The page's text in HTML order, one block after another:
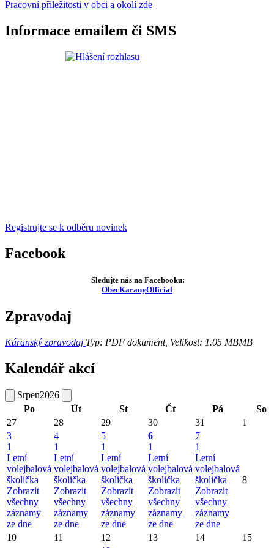
Pracovní příležitosti v obci a okolí zde
Informace emailem či SMS
Registrujte se k odběru novinek
Facebook
Sledujte nás na Facebooku:
ObecKaranyOfficial
Zpravodaj
Káranský zpravodaj Typ: PDF dokument, Velikost: 1.05 MBMB
Kalendář akcí
Srpen2026
Po
Út St Čt Pá
So
27
28 29 30 31
1
3
1
Letní
volejbalová
školička
Zobrazit
všechny
záznamy
ze dne
4
1
Letní
volejbalová
školička
Zobrazit
všechny
záznamy
ze dne
5
1
Letní
volejbalová
školička
Zobrazit
všechny
záznamy
ze dne
6
1
Letní
volejbalová
školička
Zobrazit
všechny
záznamy
ze dne
7
1
Letní
volejbalová
školička
Zobrazit
všechny
záznamy
ze dne
8
10 11 12 13 14 15